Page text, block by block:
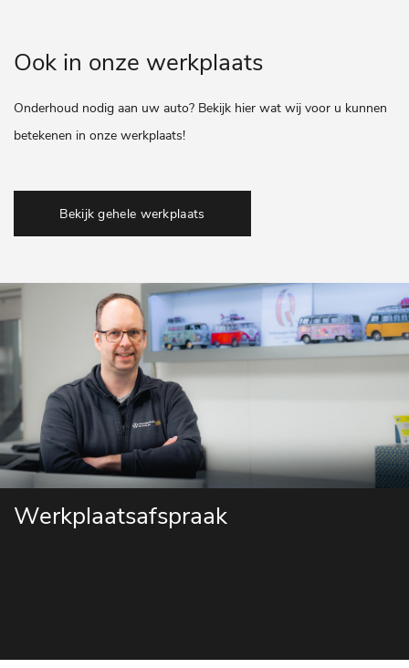
Ook in onze werkplaats
Onderhoud nodig aan uw auto? Bekijk hier wat wij voor u kunnen
betekenen in onze werkplaats!
Bekijk gehele werkplaats
Werkplaatsafspraak